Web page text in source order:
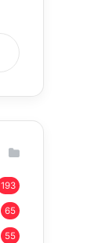
193
65
55